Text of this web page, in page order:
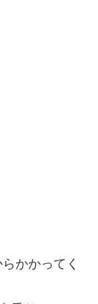
らかかってく